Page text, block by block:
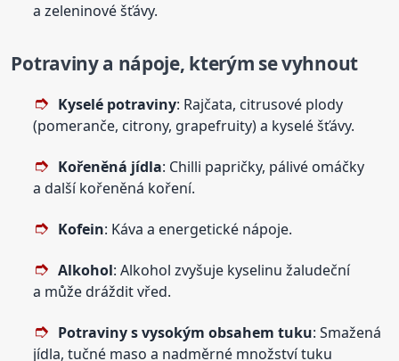
a zeleninové šťávy.
Potraviny a nápoje, kterým se vyhnout
Kyselé potraviny: Rajčata, citrusové plody
(pomeranče, citrony, grapefruity) a kyselé šťávy.
Kořeněná jídla: Chilli papričky, pálivé omáčky
a další kořeněná koření.
Kofein: Káva a energetické nápoje.
Alkohol: Alkohol zvyšuje kyselinu žaludeční
a může dráždit vřed.
Potraviny s vysokým obsahem tuku: Smažená
jídla, tučné maso a nadměrné množství tuku